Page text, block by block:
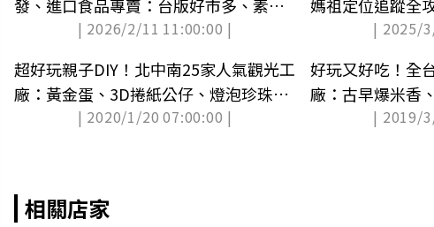
發、進口食品專賣：台版好市多、素食
| 2026/2/11 11:00:00 |
媽祖定位追蹤全
| 2025/
超好玩親子DIY！北中南25家人氣觀光工
廠：黃金蛋、3D捲紙公仔、燈泡珍珠奶
| 2020/1/20 07:00:00 |
好玩又好吃！全
廠：古早爆米香
| 2019/
相關店家